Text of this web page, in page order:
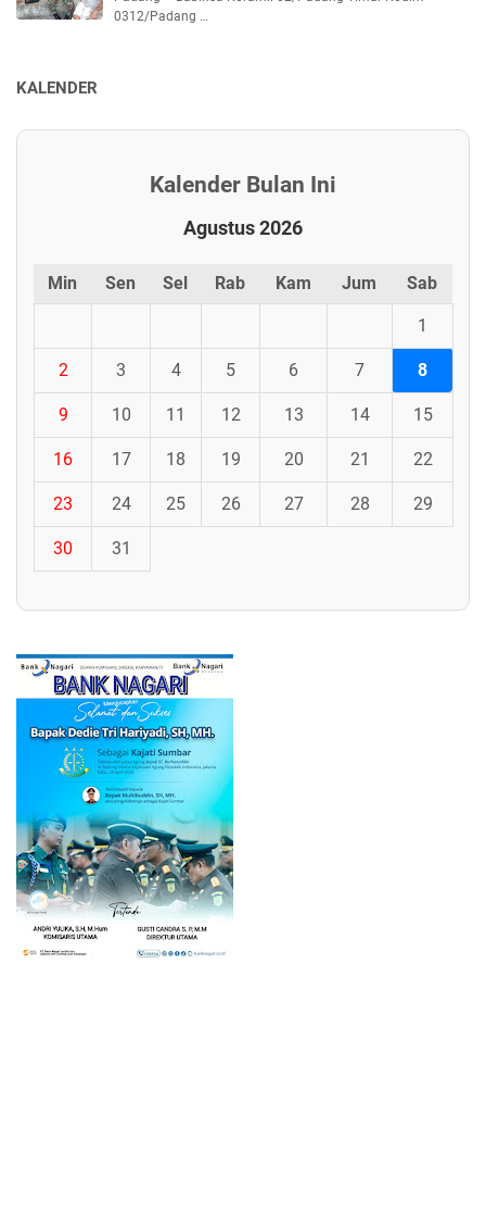
0312/Padang …
KALENDER
Kalender Bulan Ini
Agustus 2026
Min Sen Sel Rab Kam Jum Sab
1
2 3 4 5 6 7 8
9 10 11 12 13 14 15
16 17 18 19 20 21 22
23 24 25 26 27 28 29
30 31